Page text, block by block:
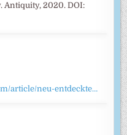
Antiquity, 2020. DOI:
article/neu-entdeckte…